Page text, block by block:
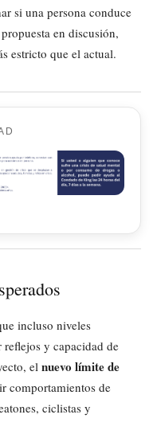
si una persona conduce
en discusión,
estricto que el actual.
incluso niveles
reflejos y capacidad de
el nuevo límite de
comportamientos de
ciclistas y